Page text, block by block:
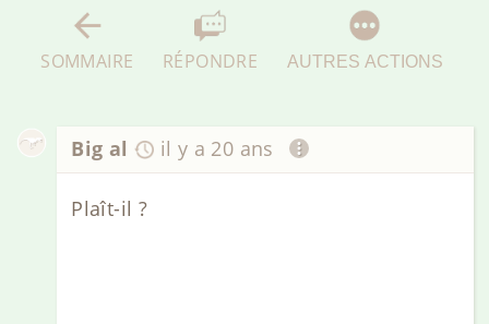
SOMMAIRE RÉPONDRE AUTRES ACTIONS
Big al il y a 20 ans
Plaît-il ?